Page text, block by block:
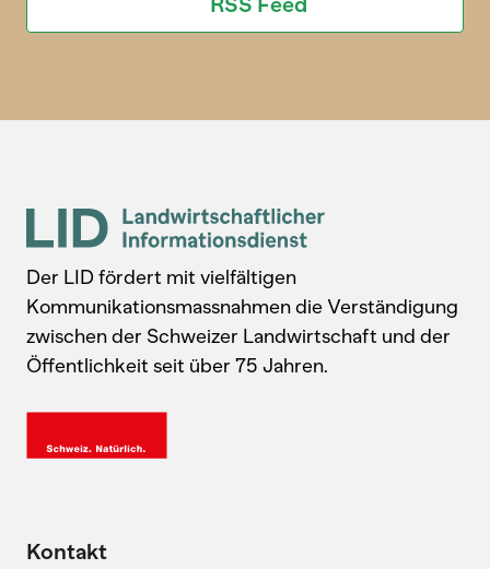
Der LID fördert mit vielfältigen
Kommunikationsmassnahmen die Verständigung
zwischen der Schweizer Landwirtschaft und der
Öffentlichkeit seit über 75 Jahren.
Kontakt